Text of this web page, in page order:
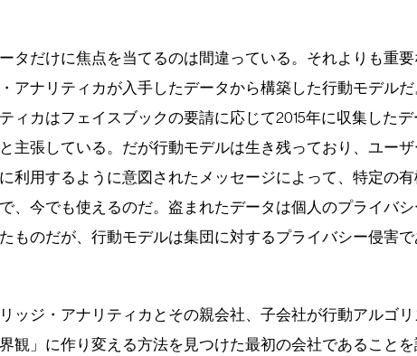
タだけに焦点を当てるのは間違っている。それよりも重
アナリティカが入手したデータから構築した行動モデル
ィカはフェイスブックの要請に応じて2015年に収集したデ
主張している。だが行動モデルは生き残っており、ユー
利用するように意図されたメッセージによって、特定の
、今でも使えるのだ。盗まれたデータは個人のプライバ
ものだが、行動モデルは集団に対するプライバシー侵害で
ッジ・アナリティカとその親会社、子会社が行動アルゴ
界観」に作り変える方法を見つけた最初の会社であること